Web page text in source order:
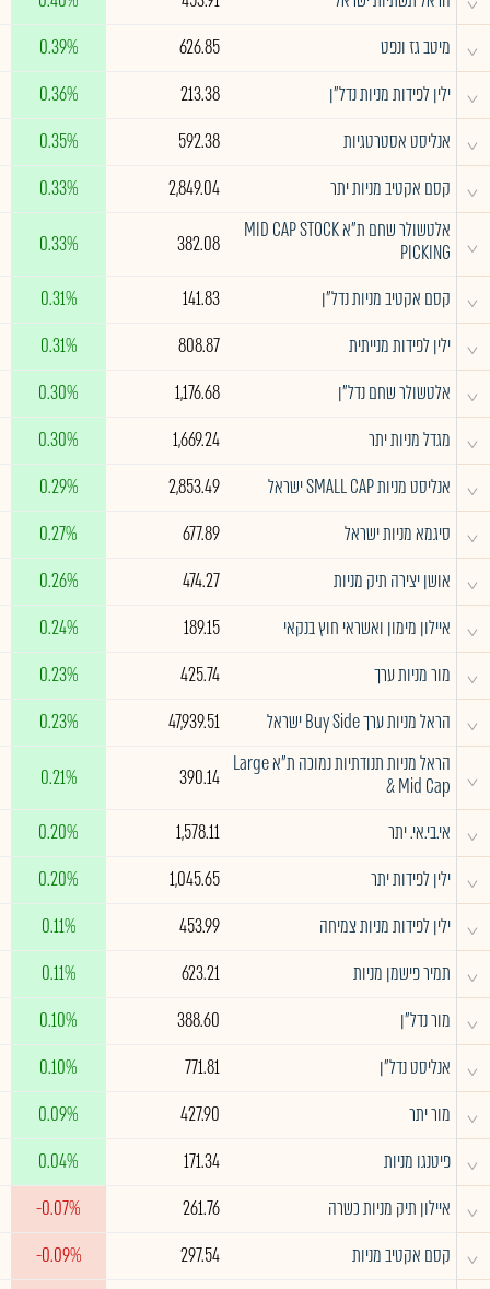
^ מיטב גז ונפט 626.85
0.39%
^ ילין לפידות מניות נדל"ן 213.38
0.36%
^ אנליסט אסטרטגיות 592.38
0.35%
^ קסם אקטיב מניות יתר 2,849.04
0.33%
^
אלטשולר שחם ת"א MID CAP STOCK
PICKING
382.08
0.33%
^ קסם אקטיב מניות נדל"ן 141.83
0.31%
^ ילין לפידות מנייתית 808.87
0.31%
^ אלטשולר שחם נדל"ן 1,176.68
0.30%
^ מגדל מניות יתר 1,669.24
0.30%
^ אנליסט מניות SMALL CAP ישראל 2,853.49
0.29%
^ סיגמא מניות ישראל 677.89
0.27%
^ אושן יצירה תיק מניות 474.27
0.26%
^ איילון מימון ואשראי חוץ בנקאי 189.15
0.24%
^ מור מניות ערך 425.74
0.23%
^ הראל מניות ערך Buy Side ישראל 47,939.51
0.23%
^
הראל מניות תנודתיות נמוכה ת"א Large
& Mid Cap
390.14
0.21%
^ אי.בי.אי. יתר 1,578.11
0.20%
^ ילין לפידות יתר 1,045.65
0.20%
^ ילין לפידות מניות צמיחה 453.99
0.11%
^ תמיר פישמן מניות 623.21
0.11%
^ מור נדל"ן 388.60
0.10%
^ אנליסט נדל"ן 771.81
0.10%
^ מור יתר 427.90
0.09%
^ פיטנגו מניות 171.34
0.04%
^ איילון תיק מניות כשרה 261.76
-0.07%
^ קסם אקטיב מניות 297.54
-0.09%